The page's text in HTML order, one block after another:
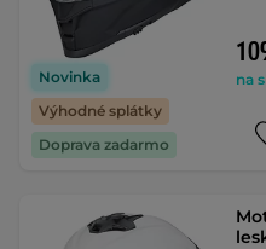
Novinka
Výhodné splátky
Doprava zadarmo
na